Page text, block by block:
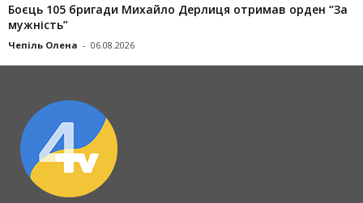
Боєць 105 бригади Михайло Дерлиця отримав орден “За
мужність”
Чепіль Олена - 06.08.2026